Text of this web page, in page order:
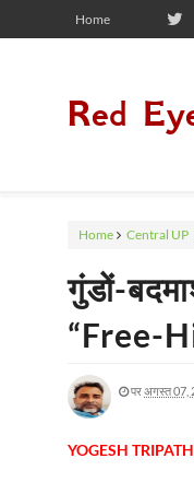
Home
Red
Home Central UP
गुंडों-
“Free-
परअगस्त 07,
YOGESH